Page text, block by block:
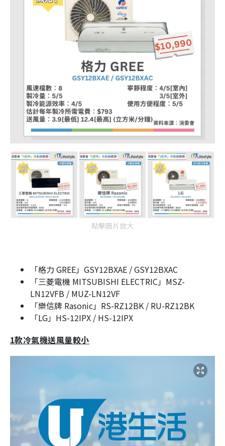
點擊圖片放大
「格力 GREE」GSY12BXAE / GSY12BXAC
「三菱電機 MITSUBISHI ELECTRIC」MSZ-
LN12VFB / MUZ-LN12VF
「樂信牌 Rasonic」RS-RZ12BK / RU-RZ12BK
「LG」HS-12IPX / HS-12IPX
1款冷氣機送風量較小